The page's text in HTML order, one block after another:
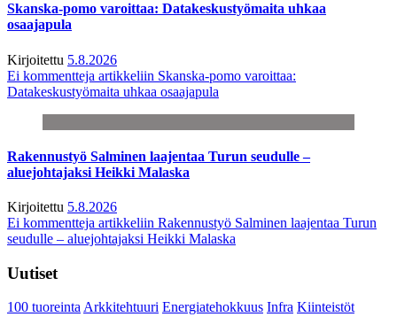
Skanska-pomo varoittaa: Datakeskustyömaita uhkaa
osaajapula
Kirjoitettu 5.8.2026
Ei kommentteja artikkeliin Skanska-pomo varoittaa:
Datakeskustyömaita uhkaa osaajapula
Rakennustyö Salminen laajentaa Turun seudulle –
aluejohtajaksi Heikki Malaska
Kirjoitettu 5.8.2026
Ei kommentteja artikkeliin Rakennustyö Salminen laajentaa Turun
seudulle – aluejohtajaksi Heikki Malaska
Uutiset
100 tuoreintaArkkitehtuuri Energiatehokkuus Infra Kiinteistöt